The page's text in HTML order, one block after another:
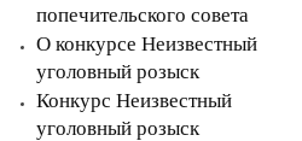
попечительского совета
О конкурсе Неизвестный
уголовный розыск
Конкурс Неизвестный
уголовный розыск